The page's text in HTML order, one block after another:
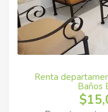
Renta
Baños